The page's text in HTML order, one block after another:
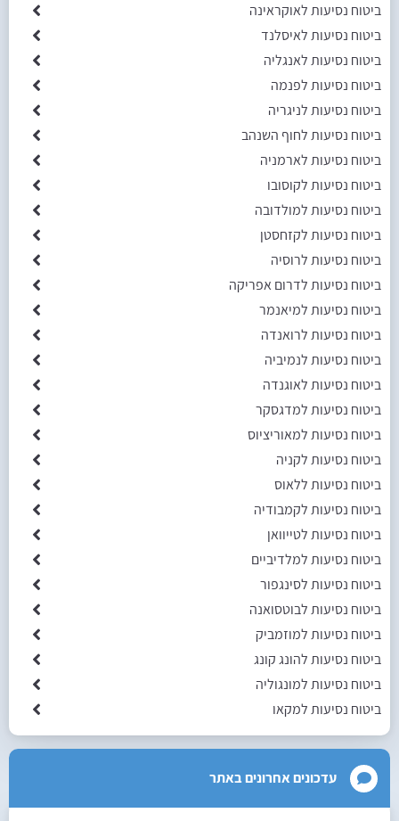
ביטוח נסיעות לאוקראינה
ביטוח נסיעות לאיסלנד
ביטוח נסיעות לאנגליה
ביטוח נסיעות לפנמה
ביטוח נסיעות לניגריה
ביטוח נסיעות לחוף השנהב
ביטוח נסיעות לארמניה
ביטוח נסיעות לקוסובו
ביטוח נסיעות למולדובה
ביטוח נסיעות לקזחסטן
ביטוח נסיעות לרוסיה
ביטוח נסיעות לדרום אפריקה
ביטוח נסיעות למיאנמר
ביטוח נסיעות לרואנדה
ביטוח נסיעות לנמיביה
ביטוח נסיעות לאוגנדה
ביטוח נסיעות למדגסקר
ביטוח נסיעות למאוריציוס
ביטוח נסיעות לקניה
ביטוח נסיעות ללאוס
ביטוח נסיעות לקמבודיה
ביטוח נסיעות לטייוואן
ביטוח נסיעות למלדיביים
ביטוח נסיעות לסינגפור
ביטוח נסיעות לבוטסואנה
ביטוח נסיעות למוזמביק
ביטוח נסיעות להונג קונג
ביטוח נסיעות למונגוליה
ביטוח נסיעות למקאו
עדכונים אחרונים באתר